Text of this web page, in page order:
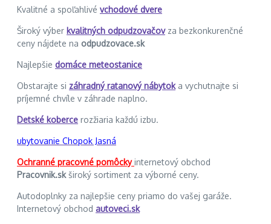
Kvalitné a spoľahlivé vchodové dvere
Široký výber kvalitných odpudzovačovza bezkonkurenčné
ceny nájdete na odpudzovace.sk
Najlepšie domáce meteostanice
Obstarajte si záhradný ratanový nábytoka vychutnajte si
príjemné chvíle v záhrade naplno.
Detské koberce rozžiaria každú izbu.
ubytovanie Chopok Jasná
Ochranné pracovné pomôckyinternetový obchod
Pracovnik.skširoký sortiment za výborné ceny.
Autodoplnky za najlepšie ceny priamo do vašej garáže.
Internetový obchod autoveci.sk